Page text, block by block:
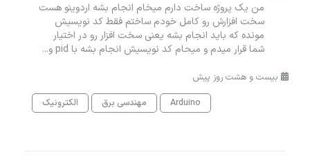
من یک پروژه ساخت دارم میخام انجام بشه اردوینو هست
سخت افزارش رو کامل خودم ساختم فقط کد نویسیش
مونده که باید انجام بشه یعنی سخت افزار رو در اختیار
شما قرار میدم و میحام کد نویسیش انجام بشه با pid و...
بیست و هشت روز پیش
Arduino
مهندسی برق الکترونیک